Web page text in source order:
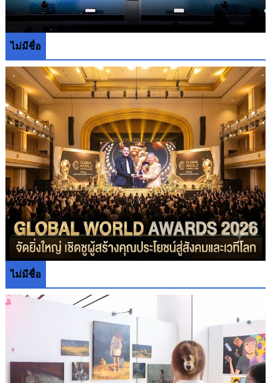
ไม่มีชื่อ
ไม่มีชื่อ